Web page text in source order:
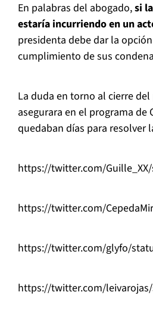
En palabras del abogado,si
estaría incurriendo en un
presidenta debe dar la
cumplimiento de sus
La duda en torno al cierre
asegurara en el programa de
quedaban días para
https://twitter.com/
https://twitter.com/
https://twitter.com/glyfo/
https://twitter.com/